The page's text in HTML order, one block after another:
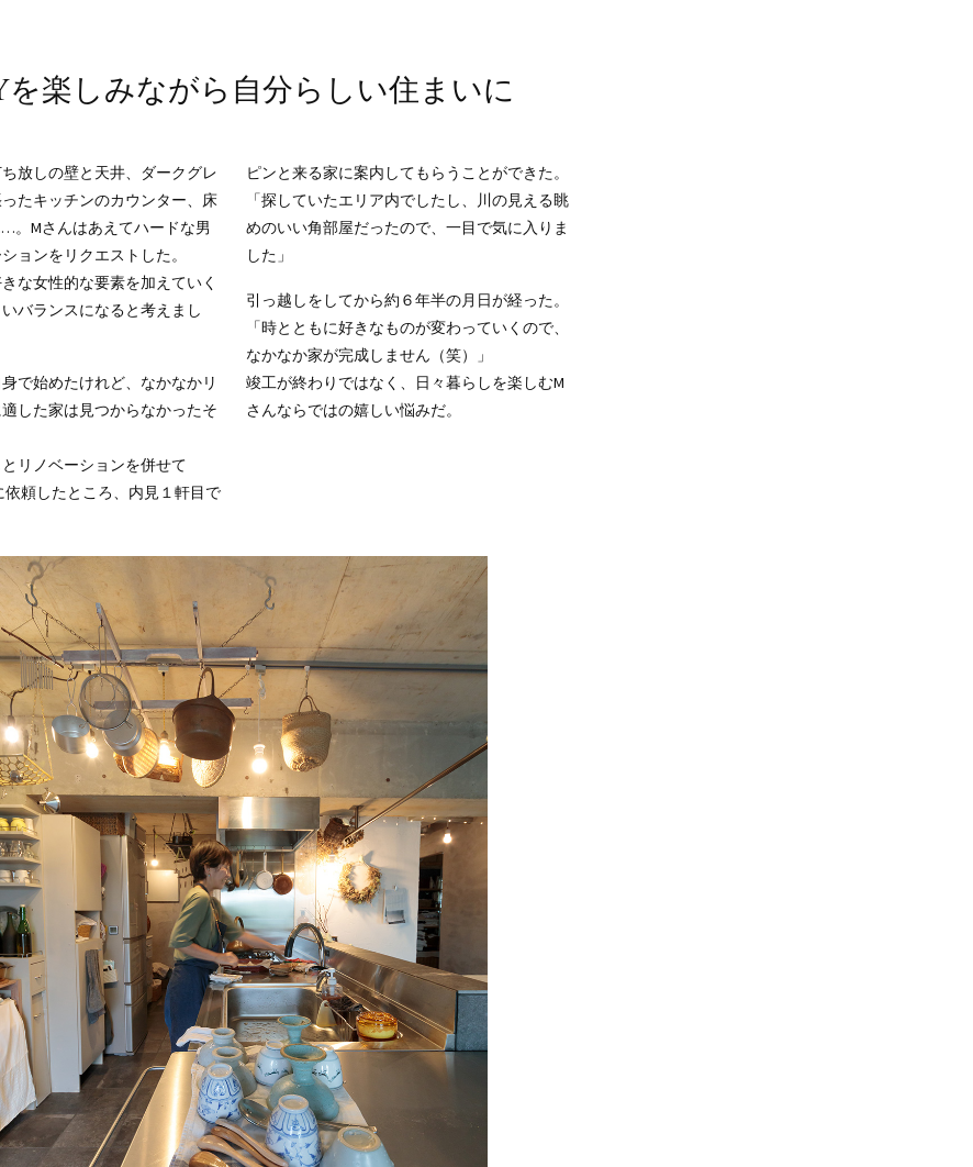
楽しみながら自分らしい住まいに
放しの壁と天井、ダークグレ
たキッチンのカウンター、床
。Mさんはあえてハードな男
ョンをリクエストした。
きな女性的な要素を加えていく
バランスになると考えまし
で始めたけれど、なかなかリ
した家は見つからなかったそ
リノベーションを併せて
依頼したところ、内見１軒目で
ピンと来る家に案内してもらうことができた。
「探していたエリア内でしたし、川の見える眺
めのいい角部屋だったので、一目で気に入りま
した」
引っ越しをしてから約６年半の月日が経った。
「時とともに好きなものが変わっていくので、
なかなか家が完成しません（笑）」
竣工が終わりではなく、日々暮らしを楽しむM
さんならではの嬉しい悩みだ。